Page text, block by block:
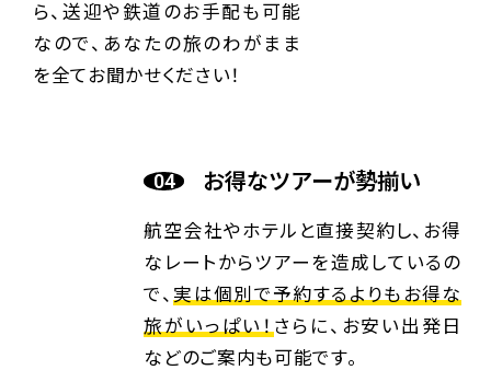
ら、送迎や鉄道のお手配も可能
なので、あなたの旅のわがまま
を全てお聞かせください！
お得なツアーが勢揃い
航空会社やホテルと直接契約し、お得
なレートからツアーを造成しているの
で、 実は個別で予約するよりもお得な
旅がいっぱい！ さらに、お安い出発日
などのご案内も可能です。